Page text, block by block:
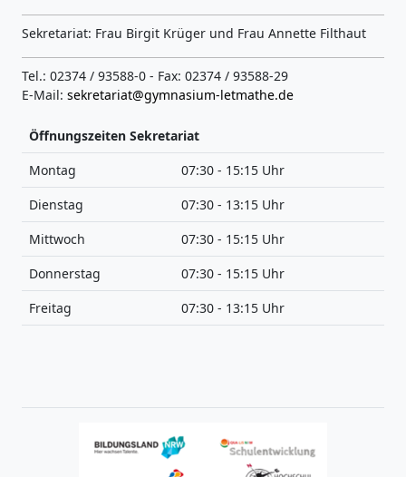
Sekretariat: Frau Birgit Krüger und Frau Annette Filthaut
Tel.: 02374 / 93588-0 - Fax: 02374 / 93588-29
E-Mail: sekretariat@gymnasium-letmathe.de
Öffnungszeiten Sekretariat
Montag
07:30 - 15:15 Uhr
Dienstag
07:30 - 13:15 Uhr
Mittwoch
07:30 - 15:15 Uhr
Donnerstag
07:30 - 15:15 Uhr
Freitag
07:30 - 13:15 Uhr